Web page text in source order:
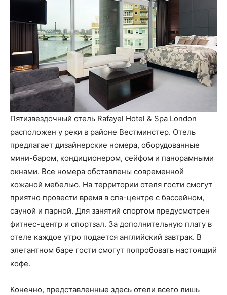
Пятизвездочный отель Rafayel Hotel & Spa London
расположен у реки в районе Вестминстер. Отель
предлагает дизайнерские номера, оборудованные
мини-баром, кондиционером, сейфом и панорамными
окнами. Все номера обставлены современной
кожаной мебелью. На территории отеля гости смогут
приятно провести время в спа-центре с бассейном,
сауной и парной. Для занятий спортом предусмотрен
фитнес-центр и спортзал. За дополнительную плату в
отеле каждое утро подается английский завтрак. В
элегантном баре гости смогут попробовать настоящий
кофе.
Конечно, представленные здесь отели всего лишь